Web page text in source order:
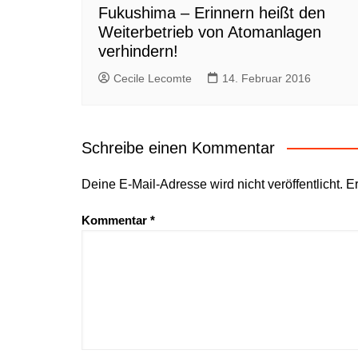
Fukushima – Erinnern heißt den
Weiterbetrieb von Atomanlagen
verhindern!
Cecile Lecomte 14. Februar 2016
Schreibe einen Kommentar
Deine E-Mail-Adresse wird nicht veröffentlicht.
Kommentar *